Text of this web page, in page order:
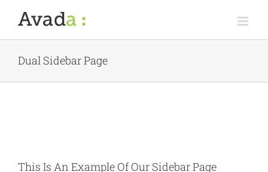
Dual Sidebar Page
This Is An Example Of Our Sidebar Page